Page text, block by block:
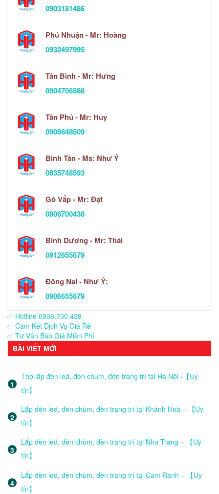
0903181486
Phú Nhuận - Mr: Hoàng
0932497995
Tân Bình - Mr: Hưng
0904706588
Tân Phú - Mr: Huy
0908648509
Bình Tân - Ms: Như Ý
0835748593
Gò Vấp - Mr: Đạt
0906700438
Bình Dương - Mr: Thái
0912655679
Đông Nai - Như Ý:
0906655679
✅ Hotline 0906.700.438
✅ Cam Kết Dịch Vụ Giá Rẻ
✅ Tư Vấn Báo Giá Miễn Phí
BÀI VIẾT MỚI
Thợ lắp đèn led, đèn chùm, đèn trang trí tại Hà Nội -【Uy
tín】
Lắp đèn led, đèn chùm, đèn trang trí tại Khánh Hoà – 【Uy
tín】
Lắp đèn led, đèn chùm, đèn trang trí tại Nha Trang – 【Uy
tín】
Lắp đèn led, đèn chùm, đèn trang trí tại Cam Ranh – 【Uy
tín】